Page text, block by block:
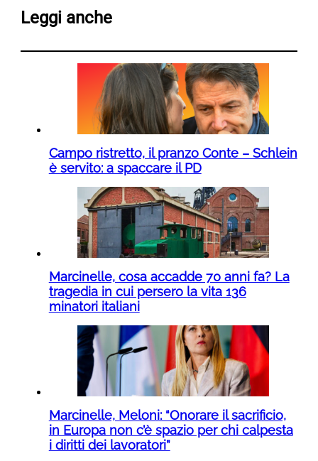
Leggi anche
Campo ristretto, il pranzo Conte – Schlein
è servito: a spaccare il PD
Marcinelle, cosa accadde 70 anni fa? La
tragedia in cui persero la vita 136
minatori italiani
Marcinelle, Meloni: “Onorare il sacrificio,
in Europa non c’è spazio per chi calpesta
i diritti dei lavoratori”